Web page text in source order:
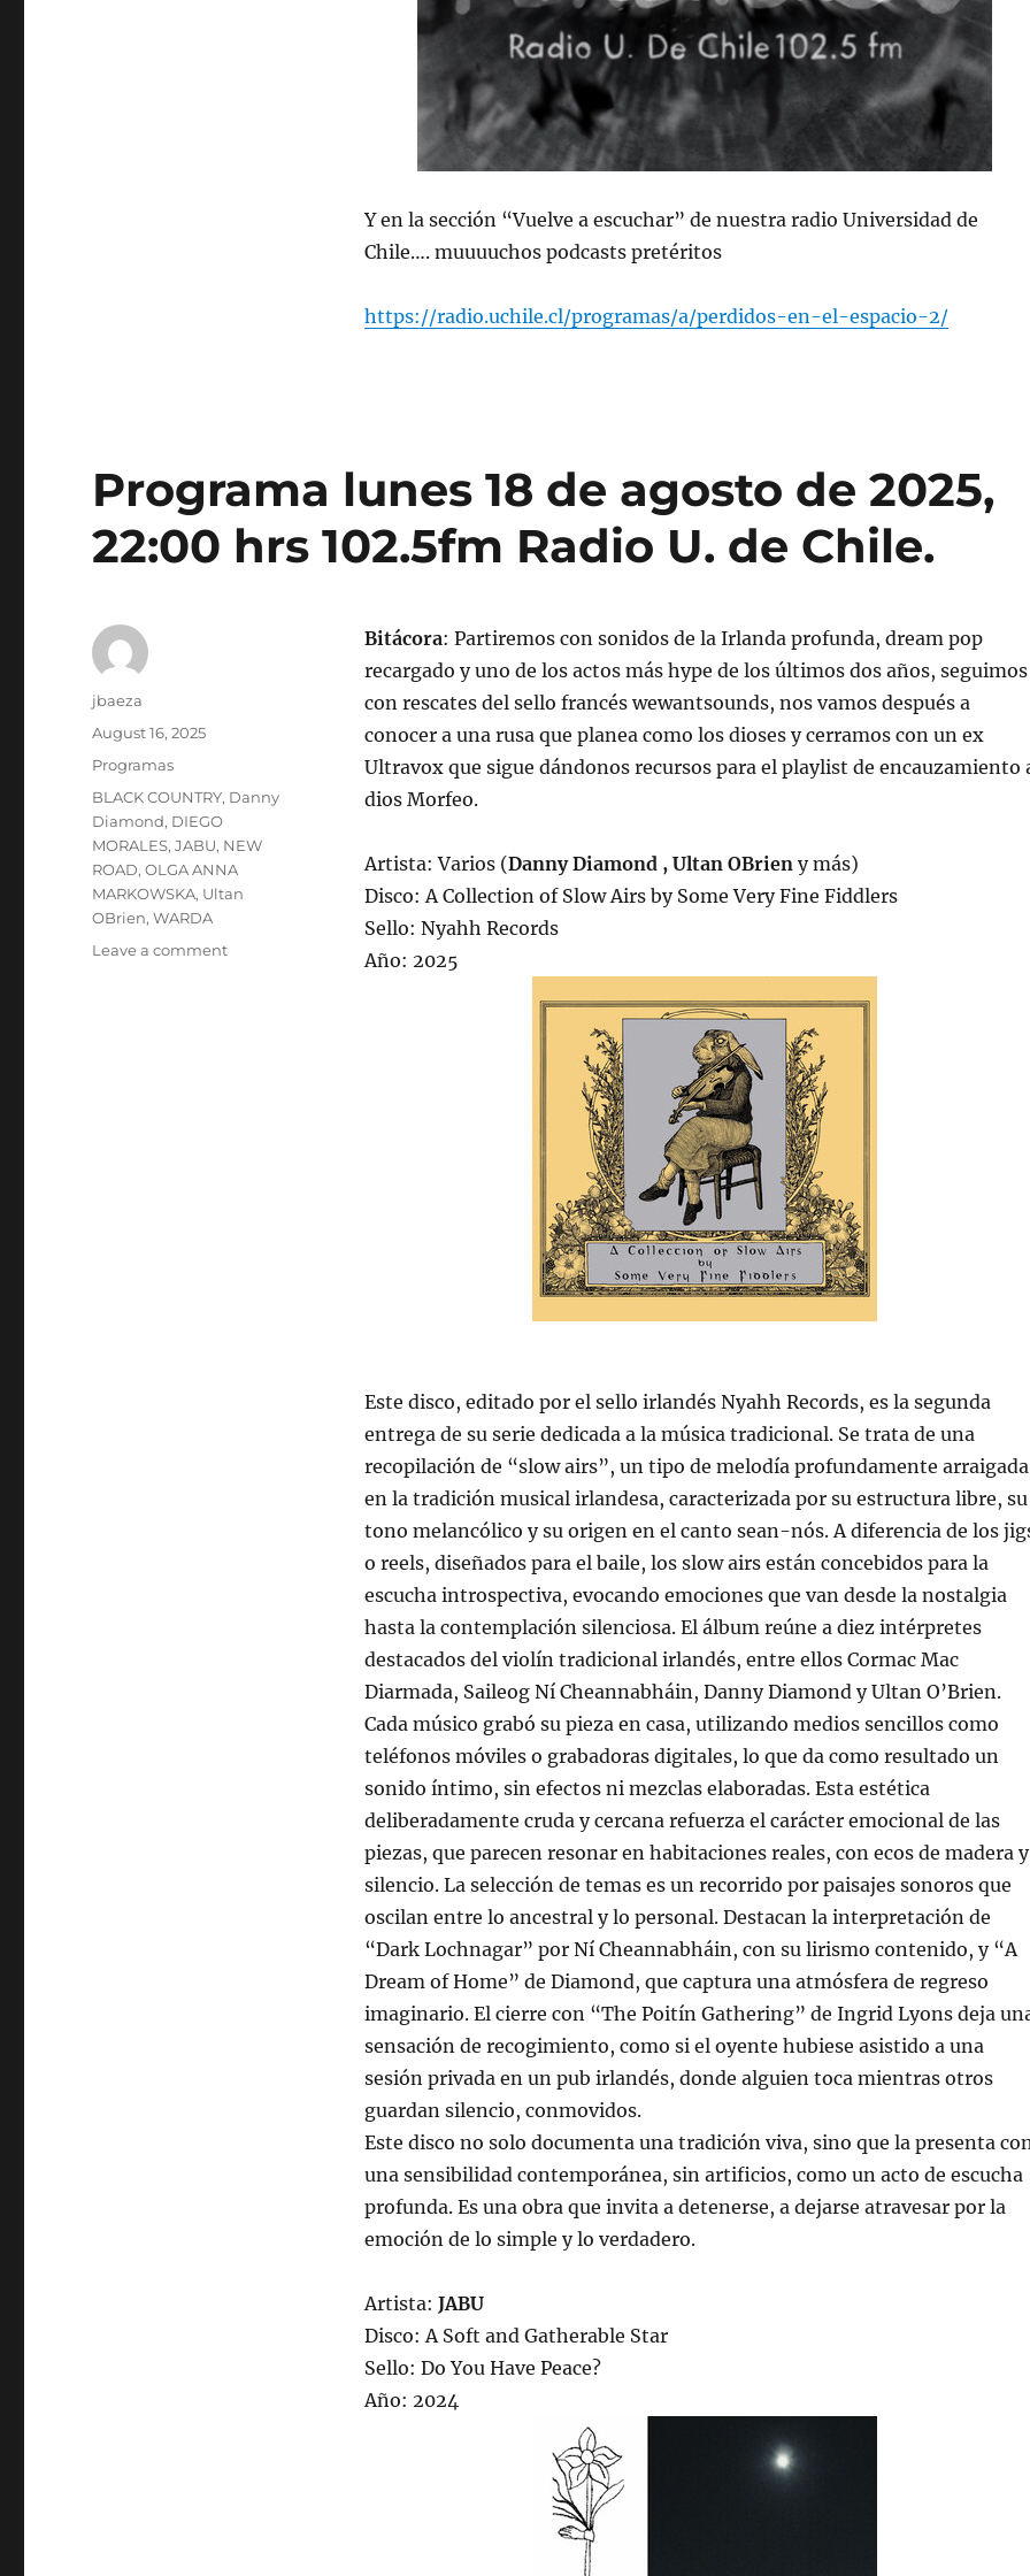
Y en la sección “Vuelve a escuchar” de nuestra radio Universidad de
Chile…. muuuuchos podcasts pretéritos
https://radio.uchile.cl/programas/a/perdidos-en-el-espacio-2/
Programa lunes 18 de agosto de 2025,
22:00 hrs 102.5fm Radio U. de Chile.
Bitácora: Partiremos con sonidos de la Irlanda profunda, dream pop
recargado y uno de los actos más hype de los últimos dos años, seguimos
con rescates del sello francés wewantsounds, nos vamos después a
conocer a una rusa que planea como los dioses y cerramos con un ex
Ultravox que sigue dándonos recursos para el playlist de encauzamiento
dios Morfeo.
Artista: Varios (Danny Diamond , Ultan OBrieny más)
Disco: A Collection of Slow Airs by Some Very Fine Fiddlers
Sello: Nyahh Records
Año: 2025
Este disco, editado por el sello irlandés Nyahh Records, es la segunda
entrega de su serie dedicada a la música tradicional. Se trata de una
recopilación de “slow airs”, un tipo de melodía profundamente arraigada
en la tradición musical irlandesa, caracterizada por su estructura libre, su
tono melancólico y su origen en el canto sean-nós. A diferencia de los
o reels, diseñados para el baile, los slow airs están concebidos para la
escucha introspectiva, evocando emociones que van desde la nostalgia
hasta la contemplación silenciosa. El álbum reúne a diez intérpretes
destacados del violín tradicional irlandés, entre ellos Cormac Mac
Diarmada, Saileog Ní Cheannabháin, Danny Diamond y Ultan O’Brien.
Cada músico grabó su pieza en casa, utilizando medios sencillos como
teléfonos móviles o grabadoras digitales, lo que da como resultado un
sonido íntimo, sin efectos ni mezclas elaboradas. Esta estética
deliberadamente cruda y cercana refuerza el carácter emocional de las
piezas, que parecen resonar en habitaciones reales, con ecos de madera y
silencio. La selección de temas es un recorrido por paisajes sonoros que
oscilan entre lo ancestral y lo personal. Destacan la interpretación de
“Dark Lochnagar” por Ní Cheannabháin, con su lirismo contenido, y “A
Dream of Home” de Diamond, que captura una atmósfera de regreso
imaginario. El cierre con “The Poitín Gathering” de Ingrid Lyons deja
sensación de recogimiento, como si el oyente hubiese asistido a una
sesión privada en un pub irlandés, donde alguien toca mientras otros
guardan silencio, conmovidos.
Este disco no solo documenta una tradición viva, sino que la presenta
una sensibilidad contemporánea, sin artificios, como un acto de escucha
profunda. Es una obra que invita a detenerse, a dejarse atravesar por la
emoción de lo simple y lo verdadero.
Artista: JABU
Disco: A Soft and Gatherable Star
Sello: Do You Have Peace?
Año: 2024
Author
jbaeza
Posted
August 16, 2025
Categories
Programas
Tags
BLACK COUNTRY, Danny
Diamond, DIEGO
MORALES,JABU, NEW
ROAD,OLGA ANNA
MARKOWSKA, Ultan
OBrien,WARDA
Leave a commenton